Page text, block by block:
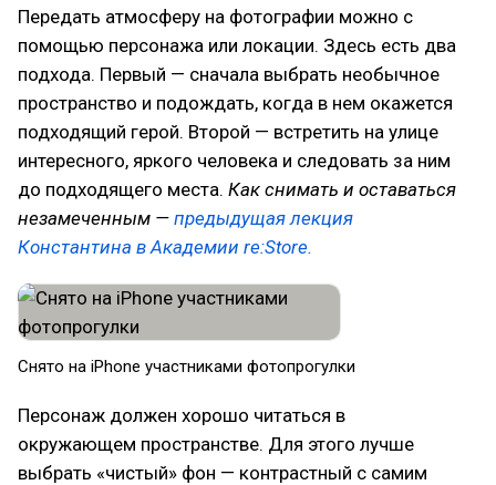
Передать атмосферу на фотографии можно с
помощью персонажа или локации. Здесь есть два
подхода. Первый — сначала выбрать необычное
пространство и подождать, когда в нем окажется
подходящий герой. Второй — встретить на улице
интересного, яркого человека и следовать за ним
до подходящего места. Как снимать и оставаться
незамеченным — предыдущая лекция
Константина в Академии re:Store.
Снято на iPhone участниками фотопрогулки
Персонаж должен хорошо читаться в
окружающем пространстве. Для этого лучше
выбрать «чистый» фон — контрастный с самим